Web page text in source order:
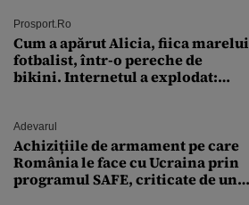
Prosport.ro
Cum a apărut Alicia, fiica marelui
fotbalist, într-o pereche de
bikini. Internetul a explodat:
Adevarul
Achizițiile de armament pe care
România le face cu Ucraina prin
programul SAFE, criticate de un